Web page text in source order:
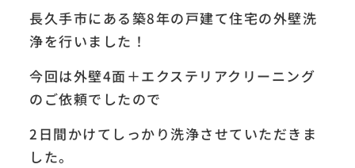
長久手市にある築8年の戸建て住宅の外壁洗
浄を行いました！
今回は外壁4面＋エクステリアクリーニング
のご依頼でしたので
2日間かけてしっかり洗浄させていただきま
した。